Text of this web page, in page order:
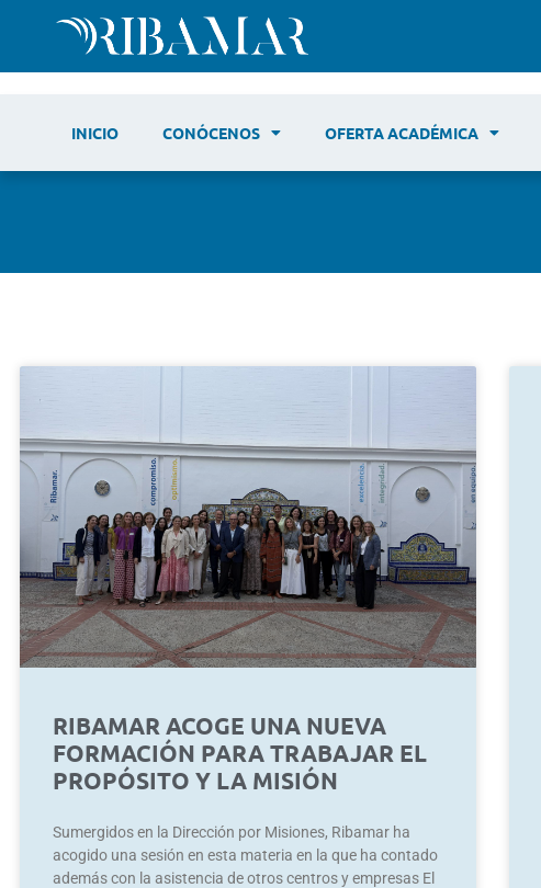
INICIO CONÓCENOS OFERTA ACADÉMICA
RIBAMAR ACOGE UNA NUEVA
FORMACIÓN PARA TRABAJAR EL
PROPÓSITO Y LA MISIÓN
Sumergidos en la Dirección por Misiones, Ribamar ha
acogido una sesión en esta materia en la que ha contado
además con la asistencia de otros centros y empresas El